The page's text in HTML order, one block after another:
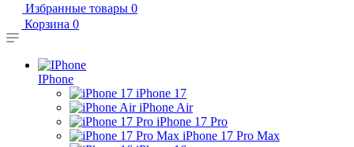
Избранные товары 0
Корзина 0
IPhone
iPhone 17
iPhone Air
iPhone 17 Pro
iPhone 17 Pro Max